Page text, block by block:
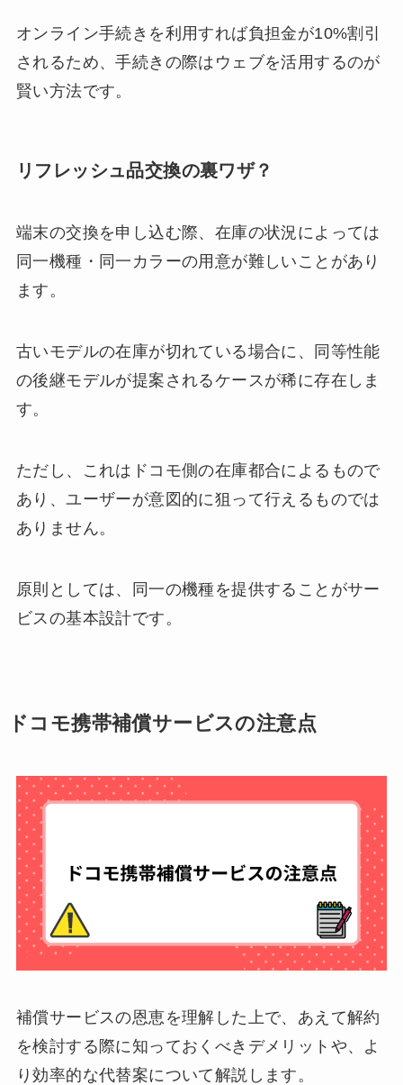
オンライン手続きを利用すれば負担金が10%割引
されるため、手続きの際はウェブを活用するのが
賢い方法です。
リフレッシュ品交換の裏ワザ？
端末の交換を申し込む際、在庫の状況によっては
同一機種・同一カラーの用意が難しいことがあり
ます。
古いモデルの在庫が切れている場合に、同等性能
の後継モデルが提案されるケースが稀に存在しま
す。
ただし、これはドコモ側の在庫都合によるもので
あり、ユーザーが意図的に狙って行えるものでは
ありません。
原則としては、同一の機種を提供することがサー
ビスの基本設計です。
ドコモ携帯補償サービスの注意点
補償サービスの恩恵を理解した上で、あえて解約
を検討する際に知っておくべきデメリットや、よ
り効率的な代替案について解説します。